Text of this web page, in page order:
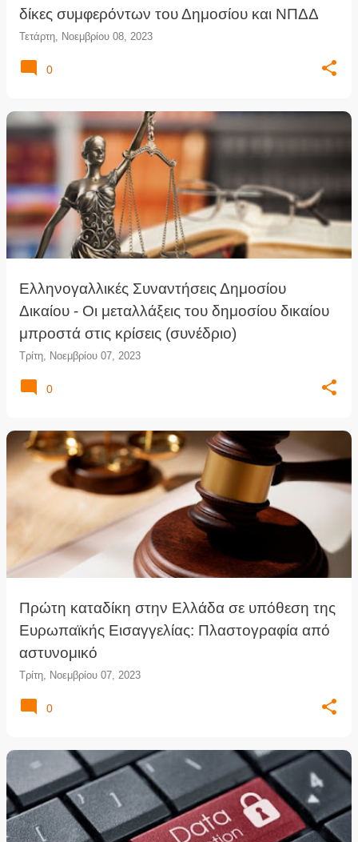
δίκες συμφερόντων του Δημοσίου και ΝΠΔΔ
Τετάρτη, Νοεμβρίου 08, 2023
0
Eλληνογαλλικές Συναντήσεις Δημοσίου
Δικαίου - Οι μεταλλάξεις του δημοσίου δικαίου
μπροστά στις κρίσεις (συνέδριο)
Τρίτη, Νοεμβρίου 07, 2023
0
Πρώτη καταδίκη στην Ελλάδα σε υπόθεση της
Ευρωπαϊκής Εισαγγελίας: Πλαστογραφία από
αστυνομικό
Τρίτη, Νοεμβρίου 07, 2023
0